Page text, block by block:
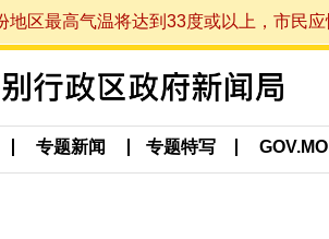
区最高气温将达到33度或以上，市民
专题新闻 专题特写 GOV.MO